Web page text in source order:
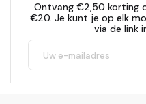
Ontvang €2,50 korting
€20. Je kunt je op elk
via de link